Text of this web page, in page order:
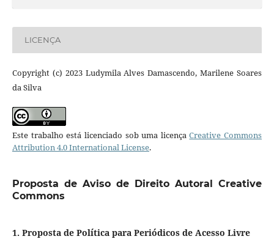
LICENÇA
Copyright (c) 2023 Ludymila Alves Damascendo, Marilene Soares
da Silva
Este trabalho está licenciado sob uma licençaCreative Commons
Attribution 4.0 International License.
Proposta de Aviso de Direito Autoral Creative
Commons
1. Proposta de Política para Periódicos de Acesso Livre